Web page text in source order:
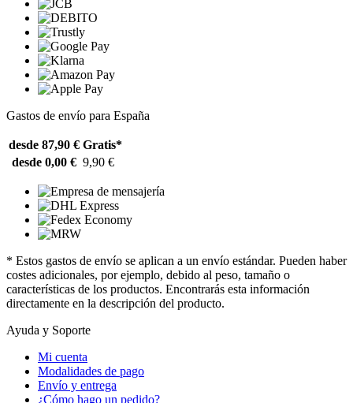
Gastos de envío para España
desde 87,90 € Gratis*
desde 0,00 € 9,90 €
* Estos gastos de envío se aplican a un envío estándar. Pueden haber
costes adicionales, por ejemplo, debido al peso, tamaño o
características de los productos. Encontrarás esta información
directamente en la descripción del producto.
Ayuda y Soporte
Mi cuenta
Modalidades de pago
Envío y entrega
¿Cómo hago un pedido?